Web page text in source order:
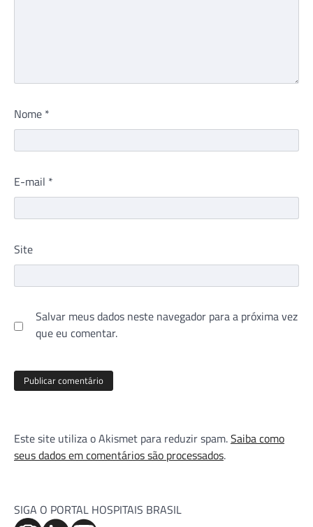
Nome *
E-mail *
Site
Salvar meus dados neste navegador para a próxima vez
que eu comentar.
Este site utiliza o Akismet para reduzir spam.Saiba como
seus dados em comentários são processados.
SIGA O PORTAL HOSPITAIS BRASIL